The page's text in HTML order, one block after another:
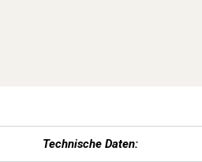
Technische Daten: